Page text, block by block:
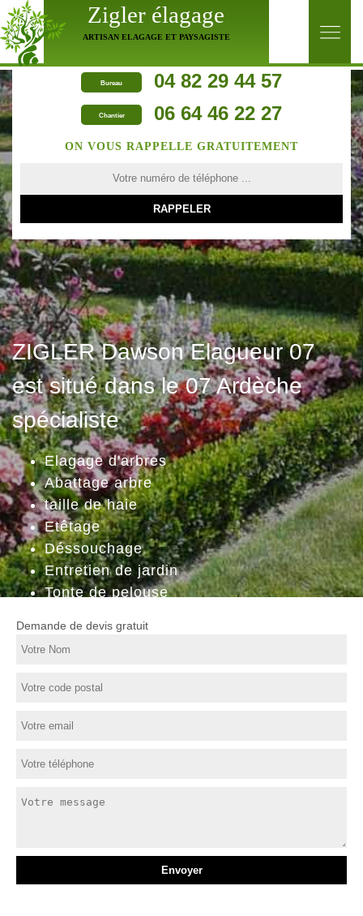
Zigler élagage
ARTISAN ELAGAGE ET PAYSAGISTE
Bureau 04 82 29 44 57
Chantier 06 64 46 22 27
ZIGLER Dawson Elagueur 07
est situé dans le 07 Ardèche
spécialiste
Elagage d'arbres
Abattage arbre
taille de haie
Etêtage
Déssouchage
Entretien de jardin
Tonte de pelouse
ON VOUS RAPPELLE GRATUITEMENT
Demande de devis gratuit